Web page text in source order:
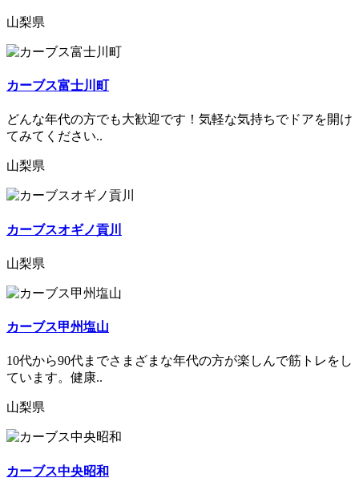
山梨県
カーブス富士川町
どんな年代の方でも大歓迎です！気軽な気持ちでドアを開け
てみてください..
山梨県
カーブスオギノ貢川
山梨県
カーブス甲州塩山
10代から90代までさまざまな年代の方が楽しんで筋トレをし
ています。健康..
山梨県
カーブス中央昭和